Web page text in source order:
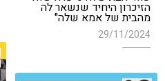
הזיכרון היחיד שנשאר לה
מהבית של אמא שלה"
29/11/2024